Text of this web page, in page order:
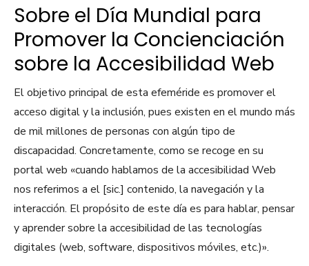
Sobre el Día Mundial para
Promover la Concienciación
sobre la Accesibilidad Web
El objetivo principal de esta efeméride es promover el
acceso digital y la inclusión, pues existen en el mundo más
de mil millones de personas con algún tipo de
discapacidad. Concretamente, como se recoge en su
portal web «cuando hablamos de la accesibilidad Web
nos referimos a el [sic.] contenido, la navegación y la
interacción. El propósito de este día es para hablar, pensar
y aprender sobre la accesibilidad de las tecnologías
digitales (web, software, dispositivos móviles, etc.)».